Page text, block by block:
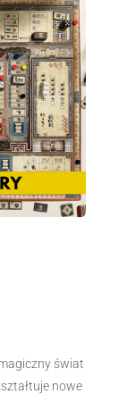
świat
nowe